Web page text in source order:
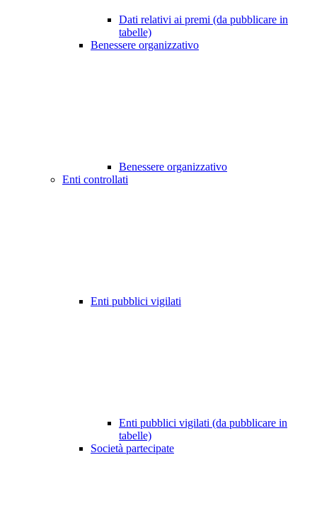
Dati relativi ai premi (da pubblicare in
tabelle)
Benessere organizzativo
Benessere organizzativo
Enti controllati
Enti pubblici vigilati
Enti pubblici vigilati (da pubblicare in
tabelle)
Società partecipate